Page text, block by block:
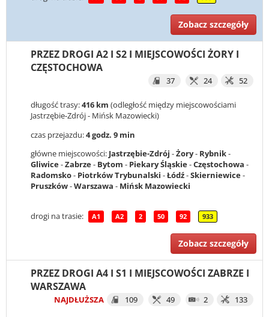
Zobacz szczegóły
PRZEZ DROGI A2 I S2 I MIEJSCOWOŚCI ŻORY I
CZĘSTOCHOWA
37 24 52
długość trasy:416 km (odległość między miejscowościami
Jastrzębie-Zdrój - Mińsk Mazowiecki)
czas przejazdu:4 godz. 9 min
główne miejscowości: Jastrzębie-Zdrój -Żory- Rybnik-
Gliwice-Zabrze- Bytom - Piekary Śląskie-Częstochowa -
Radomsko- Piotrków Trybunalski -Łódź-Skierniewice-
Pruszków-Warszawa - Mińsk Mazowiecki
drogi na trasie: A1 A2 2 50 92 933
Zobacz szczegóły
PRZEZ DROGI A4 I S1 I MIEJSCOWOŚCI ZABRZE I
WARSZAWA
NAJDŁUŻSZA 109 49 2 133